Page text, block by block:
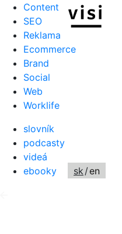
Content
SEO
Reklama
Ecommerce
Brand
Social
Web
Worklife
slovník
podcasty
videá
ebooky
sk/en